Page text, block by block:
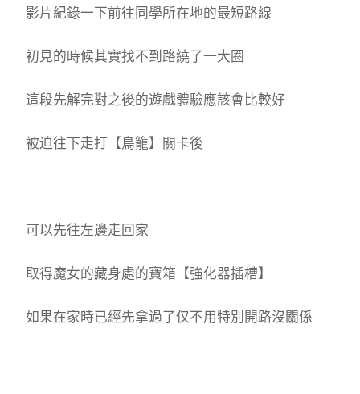
影片紀錄一下前往同學所在地的最短路線
初見的時候其實找不到路繞了一大圈
這段先解完對之後的遊戲體驗應該會比較好
被迫往下走打【鳥籠】關卡後
可以先往左邊走回家
取得魔女的藏身處的寶箱【強化器插槽】
如果在家時已經先拿過了仅不用特別開路沒關係